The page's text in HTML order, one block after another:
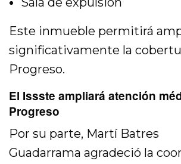
Este inmueble permitirá
significativamente la
Progreso.
El Issste ampliará atención
Progreso
Por su parte, Martí Batres
Guadarrama agradeció la